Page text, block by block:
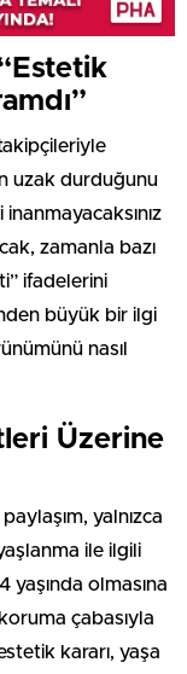
uzak durduğunu
zamanla bazı
ifadelerini
büyük bir ilgi
nasıl
Üzerine
yalnızca
ile ilgili
yaşında olmasına
çabasıyla
kararı, yaşa